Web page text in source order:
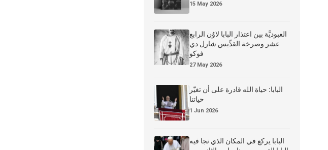
15 May 2026
العبوديَّة بين اعتذار البابا لاوُن الرابع
عشر وصرخة القدِّيس شارل دي
فوكو
27 May 2026
البابا: حياة الله قادرة على أن تغيّر
حياتنا
1 Jun 2026
البابا يركع في المكان الذي نجا فيه